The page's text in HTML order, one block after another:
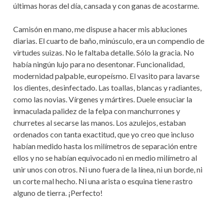
últimas horas del día, cansada y con ganas de acostarme.
Camisón en mano, me dispuse a hacer mis abluciones
diarias. El cuarto de baño, minúsculo, era un compendio de
virtudes suizas. No le faltaba detalle. Sólo la gracia. No
había ningún lujo para no desentonar. Funcionalidad,
modernidad palpable, europeísmo. El vasito para lavarse
los dientes, desinfectado. Las toallas, blancas y radiantes,
como las novias. Vírgenes y mártires. Duele ensuciar la
inmaculada palidez de la felpa con manchurrones y
churretes al secarse las manos. Los azulejos, estaban
ordenados con tanta exactitud, que yo creo que incluso
habían medido hasta los milímetros de separación entre
ellos y no se habían equivocado ni en medio milímetro al
unir unos con otros. Ni uno fuera de la línea, ni un borde, ni
un corte mal hecho. Ni una arista o esquina tiene rastro
alguno de tierra. ¡Perfecto!